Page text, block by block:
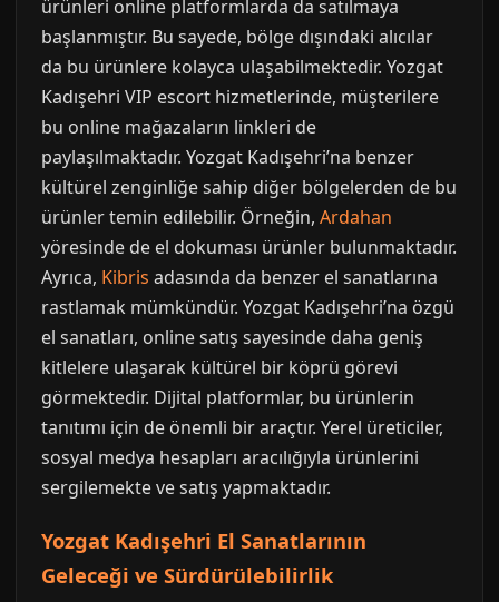
ürünleri online platformlarda da satılmaya
başlanmıştır. Bu sayede, bölge dışındaki alıcılar
da bu ürünlere kolayca ulaşabilmektedir. Yozgat
Kadışehri VIP escort hizmetlerinde, müşterilere
bu online mağazaların linkleri de
paylaşılmaktadır. Yozgat Kadışehri’na benzer
kültürel zenginliğe sahip diğer bölgelerden de bu
ürünler temin edilebilir. Örneğin, Ardahan
yöresinde de el dokuması ürünler bulunmaktadır.
Ayrıca, Kibris adasında da benzer el sanatlarına
rastlamak mümkündür. Yozgat Kadışehri’na özgü
el sanatları, online satış sayesinde daha geniş
kitlelere ulaşarak kültürel bir köprü görevi
görmektedir. Dijital platformlar, bu ürünlerin
tanıtımı için de önemli bir araçtır. Yerel üreticiler,
sosyal medya hesapları aracılığıyla ürünlerini
sergilemekte ve satış yapmaktadır.
Yozgat Kadışehri El Sanatlarının
Geleceği ve Sürdürülebilirlik